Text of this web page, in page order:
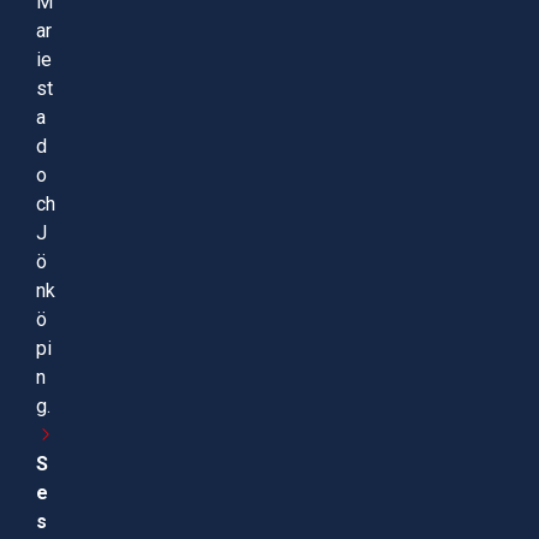
ar
ie
st
a
d
o
ch
J
ö
nk
ö
pi
n
g.
S
e
s